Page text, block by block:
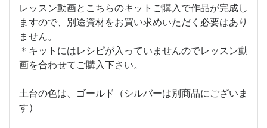
レッスン動画とこちらのキットご購入で作品が完成し
ますので、別途資材をお買い求めいただく必要はあり
ません。
＊キットにはレシピが入っていませんのでレッスン動
画を合わせてご購入下さい。
土台の色は、ゴールド（シルバーは別商品にございま
す）